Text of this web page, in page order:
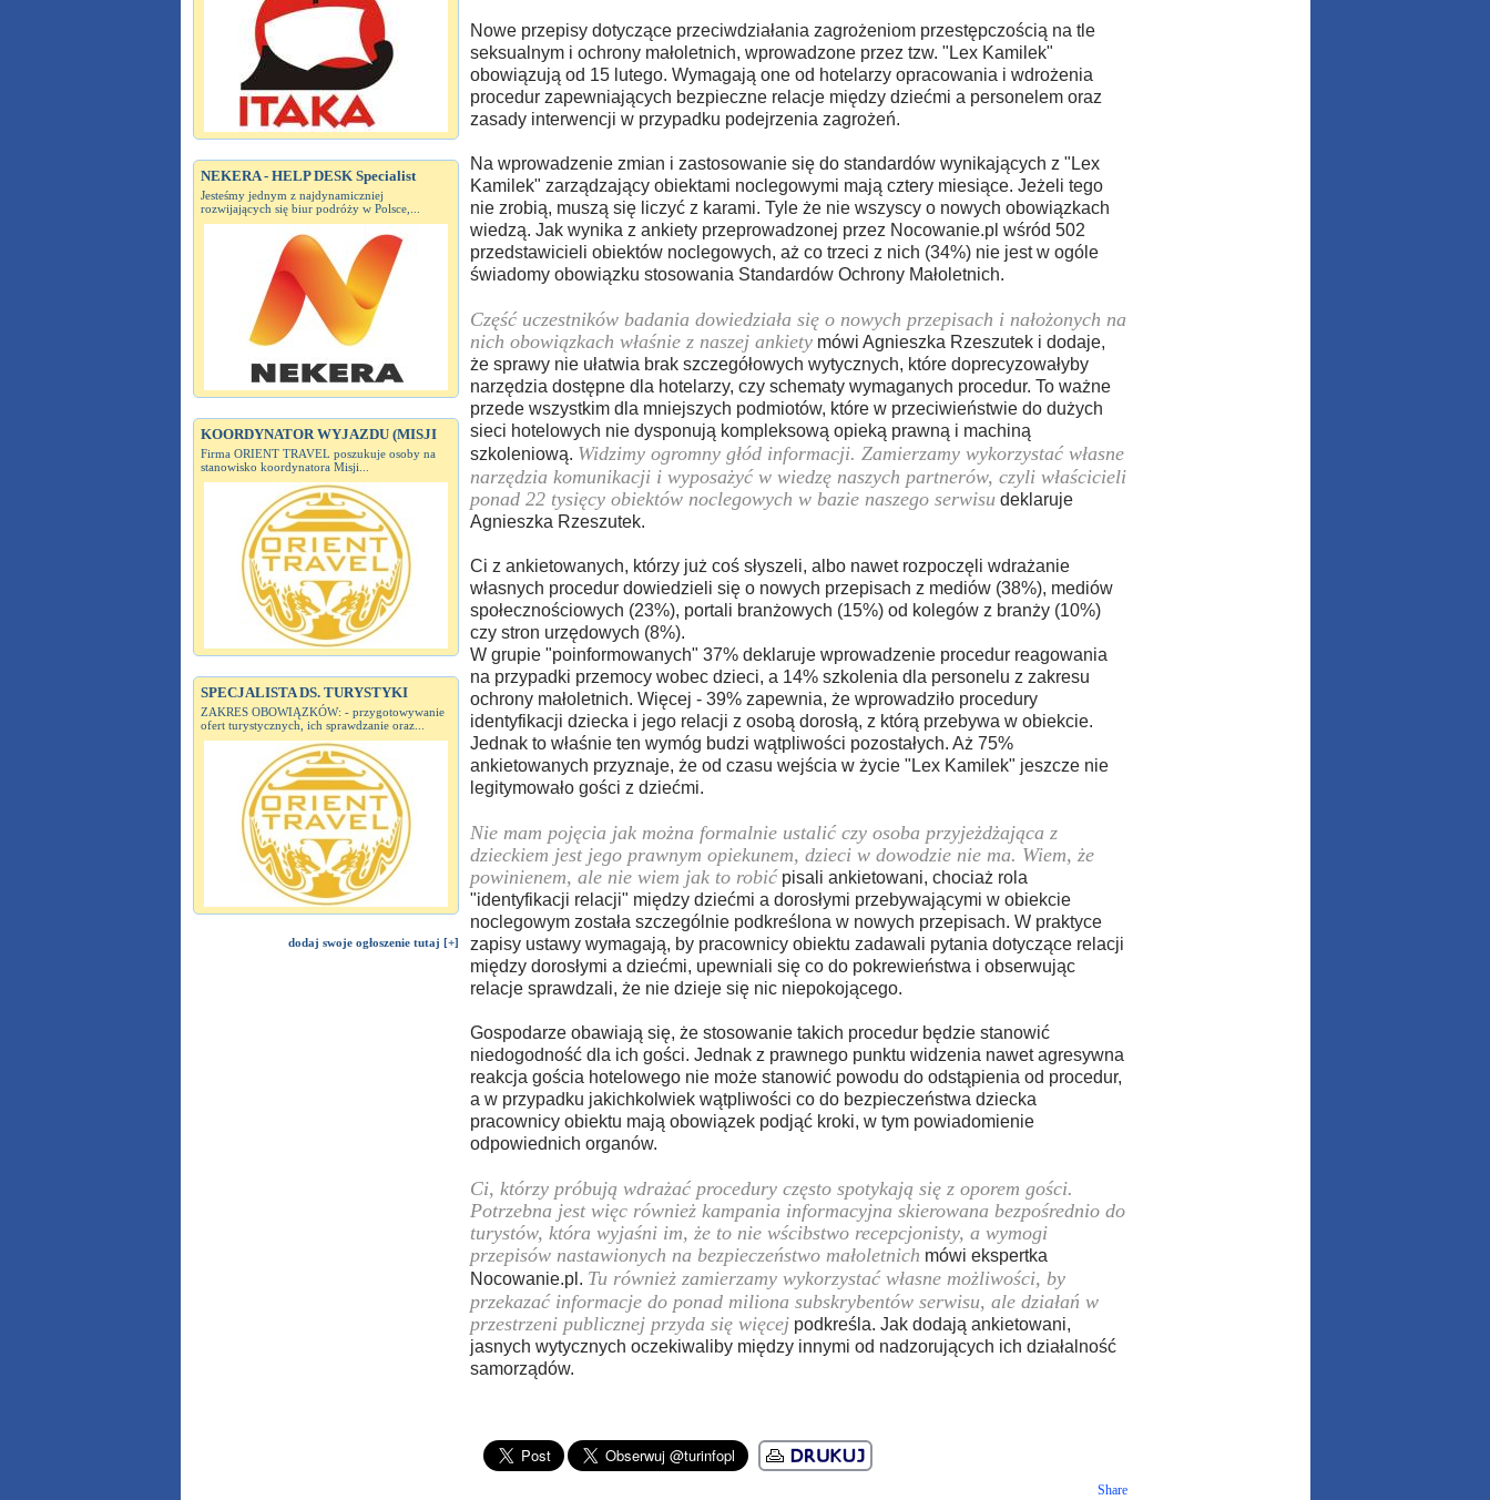
NEKERA - HELP DESK Specialist
Jesteśmy jednym z najdynamiczniej
rozwijających się biur podróży w Polsce,...
KOORDYNATOR WYJAZDU (MISJI
Firma ORIENT TRAVEL poszukuje osoby na
stanowisko koordynatora Misji...
SPECJALISTA DS. TURYSTYKI
ZAKRES OBOWIĄZKÓW: - przygotowywanie
ofert turystycznych, ich sprawdzanie oraz...
dodaj swoje ogłoszenie tutaj [+]
Nowe przepisy dotyczące przeciwdziałania zagrożeniom przestępczością na tle
seksualnym i ochrony małoletnich, wprowadzone przez tzw. "Lex Kamilek"
obowiązują od 15 lutego. Wymagają one od hotelarzy opracowania i wdrożenia
procedur zapewniających bezpieczne relacje między dziećmi a personelem oraz
zasady interwencji w przypadku podejrzenia zagrożeń.
Na wprowadzenie zmian i zastosowanie się do standardów wynikających z "Lex
Kamilek" zarządzający obiektami noclegowymi mają cztery miesiące. Jeżeli tego
nie zrobią, muszą się liczyć z karami. Tyle że nie wszyscy o nowych obowiązkach
wiedzą. Jak wynika z ankiety przeprowadzonej przez Nocowanie.pl wśród 502
przedstawicieli obiektów noclegowych, aż co trzeci z nich (34%) nie jest w ogóle
świadomy obowiązku stosowania Standardów Ochrony Małoletnich.
Część uczestników badania dowiedziała się o nowych przepisach i nałożonych na
nich obowiązkach właśnie z naszej ankietymówi Agnieszka Rzeszutek i dodaje,
że sprawy nie ułatwia brak szczegółowych wytycznych, które doprecyzowałyby
narzędzia dostępne dla hotelarzy, czy schematy wymaganych procedur. To ważne
przede wszystkim dla mniejszych podmiotów, które w przeciwieństwie do dużych
sieci hotelowych nie dysponują kompleksową opieką prawną i machiną
szkoleniową. Widzimy ogromny głód informacji. Zamierzamy wykorzystać własne
narzędzia komunikacji i wyposażyć w wiedzę naszych partnerów, czyli właścicieli
ponad 22 tysięcy obiektów noclegowych w bazie naszego serwisudeklaruje
Agnieszka Rzeszutek.
Ci z ankietowanych, którzy już coś słyszeli, albo nawet rozpoczęli wdrażanie
własnych procedur dowiedzieli się o nowych przepisach z mediów (38%), mediów
społecznościowych (23%), portali branżowych (15%) od kolegów z branży (10%)
czy stron urzędowych (8%).
W grupie "poinformowanych" 37% deklaruje wprowadzenie procedur reagowania
na przypadki przemocy wobec dzieci, a 14% szkolenia dla personelu z zakresu
ochrony małoletnich. Więcej - 39% zapewnia, że wprowadziło procedury
identyfikacji dziecka i jego relacji z osobą dorosłą, z którą przebywa w obiekcie.
Jednak to właśnie ten wymóg budzi wątpliwości pozostałych. Aż 75%
ankietowanych przyznaje, że od czasu wejścia w życie "Lex Kamilek" jeszcze nie
legitymowało gości z dziećmi.
Nie mam pojęcia jak można formalnie ustalić czy osoba przyjeżdżająca z
dzieckiem jest jego prawnym opiekunem, dzieci w dowodzie nie ma. Wiem, że
powinienem, ale nie wiem jak to robićpisali ankietowani, chociaż rola
"identyfikacji relacji" między dziećmi a dorosłymi przebywającymi w obiekcie
noclegowym została szczególnie podkreślona w nowych przepisach. W praktyce
zapisy ustawy wymagają, by pracownicy obiektu zadawali pytania dotyczące relacji
między dorosłymi a dziećmi, upewniali się co do pokrewieństwa i obserwując
relacje sprawdzali, że nie dzieje się nic niepokojącego.
Gospodarze obawiają się, że stosowanie takich procedur będzie stanowić
niedogodność dla ich gości. Jednak z prawnego punktu widzenia nawet agresywna
reakcja gościa hotelowego nie może stanowić powodu do odstąpienia od procedur,
a w przypadku jakichkolwiek wątpliwości co do bezpieczeństwa dziecka
pracownicy obiektu mają obowiązek podjąć kroki, w tym powiadomienie
odpowiednich organów.
Ci, którzy próbują wdrażać procedury często spotykają się z oporem gości.
Potrzebna jest więc również kampania informacyjna skierowana bezpośrednio do
turystów, która wyjaśni im, że to nie wścibstwo recepcjonisty, a wymogi
przepisów nastawionych na bezpieczeństwo małoletnich mówi ekspertka
Nocowanie.pl. Tu również zamierzamy wykorzystać własne możliwości, by
przekazać informacje do ponad miliona subskrybentów serwisu, ale działań w
przestrzeni publicznej przyda się więcejpodkreśla. Jak dodają ankietowani,
jasnych wytycznych oczekiwaliby między innymi od nadzorujących ich działalność
samorządów.
Share